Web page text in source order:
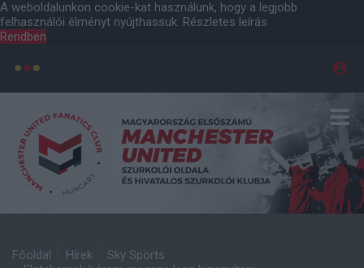
A weboldalunkon cookie-kat használunk, hogy a legjobb
felhasználói élményt nyújthassuk. Részletes leírás
Rendben
Főoldal Hírek
Sky Sports